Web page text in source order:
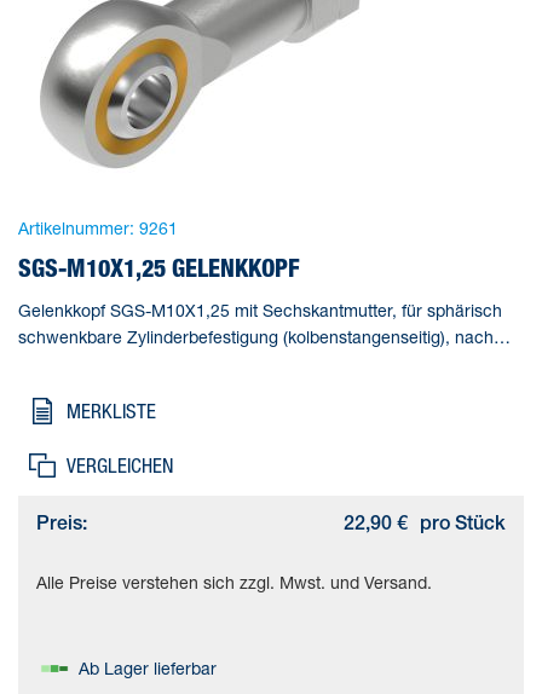
Artikelnummer: 9261
SGS-M10X1,25 GELENKKOPF
Gelenkkopf SGS-M10X1,25 mit Sechskantmutter, für sphärisch
schwenkbare Zylinderbefestigung (kolbenstangenseitig), nach
Korrosionsbeanspruchung, Umgebungstemperatur=-40 - 150 °C,
MERKLISTE
VERGLEICHEN
Preis: 22,90 € pro Stück
Alle Preise verstehen sich zzgl. Mwst. und Versand.
Ab Lager lieferbar